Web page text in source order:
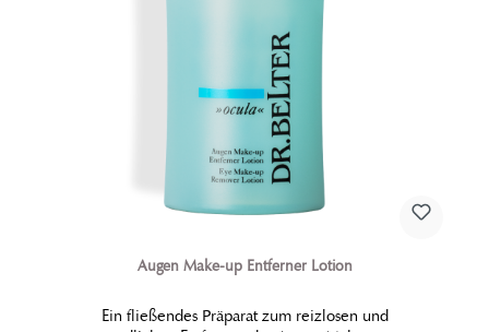
Augen Make-up Entferner Lotion
Ein fließendes Präparat zum reizlosen und